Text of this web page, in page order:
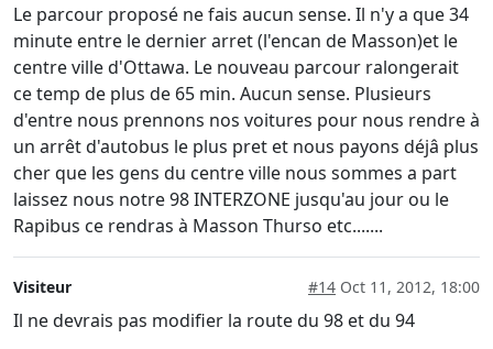
Le parcour proposé ne fais aucun sense. Il n'y a que 34
minute entre le dernier arret (l'encan de Masson)et le
centre ville d'Ottawa. Le nouveau parcour ralongerait
ce temp de plus de 65 min. Aucun sense. Plusieurs
d'entre nous prennons nos voitures pour nous rendre à
un arrêt d'autobus le plus pret et nous payons déjâ plus
cher que les gens du centre ville nous sommes a part
laissez nous notre 98 INTERZONE jusqu'au jour ou le
Rapibus ce rendras à Masson Thurso etc.......
Visiteur #14 Oct 11, 2012, 18:00
Il ne devrais pas modifier la route du 98 et du 94